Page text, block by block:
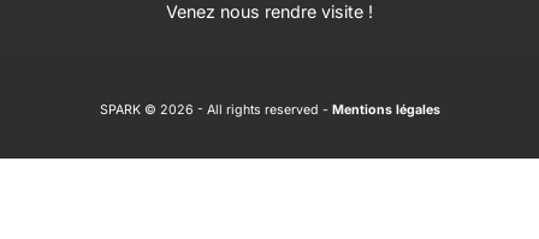
Venez nous rendre visite !
SPARK © 2026 - All rights reserved - Mentions légales